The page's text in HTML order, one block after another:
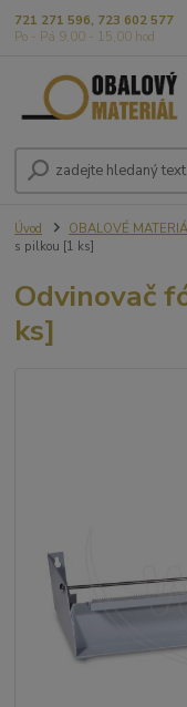
721 271 596, 723 602 577
Po - Pá 9,00 - 15,00 hod
Úvod OBALOVÉ
s pilkou [1 ks]
Odvinovač
ks]